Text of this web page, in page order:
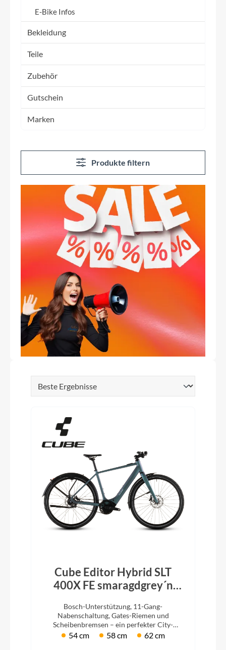
E-Bike Infos
Bekleidung
Teile
Zubehör
Gutschein
Marken
Produkte filtern
Cube Editor Hybrid SLT
400X FE smaragdgrey´n
Bosch-Unterstützung, 11-Gang-
Nabenschaltung, Gates-Riemen und
Scheibenbremsen – ein perfekter City-
Begleiter.
54 cm 58 cm 62 cm